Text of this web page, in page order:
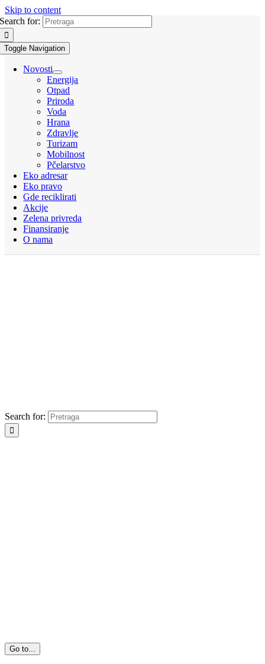
Skip to content
Search for:
Toggle Navigation
Novosti
Energija
Otpad
Priroda
Voda
Hrana
Zdravlje
Turizam
Mobilnost
Pčelarstvo
Eko adresar
Eko pravo
Gde reciklirati
Akcije
Zelena privreda
Finansiranje
O nama
Search for:
Go to...